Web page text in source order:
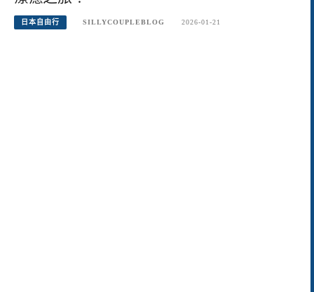
日本自由行 SILLYCOUPLEBLOG 2026-01-21